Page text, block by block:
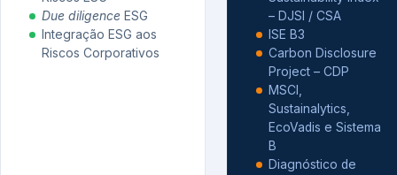
Due diligence ESG
Integração ESG aos
Riscos Corporativos
– DJSI / CSA
ISE B3
Carbon Disclosure
Project – CDP
MSCI,
Sustainalytics,
EcoVadis e Sistema
B
Diagnóstico de